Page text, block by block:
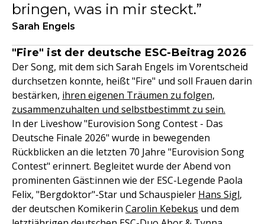
bringen, was in mir steckt.
Sarah Engels
"Fire" ist der deutsche ESC-Beitrag 2026
Der Song, mit dem sich Sarah Engels im Vorentscheid
durchsetzen konnte, heißt "Fire" und soll Frauen darin
bestärken, ihren eigenen Träumen zu folgen,
zusammenzuhalten und selbstbestimmt zu sein.
In der Liveshow "Eurovision Song Contest - Das
Deutsche Finale 2026" wurde in bewegenden
Rückblicken an die letzten 70 Jahre "Eurovision Song
Contest" erinnert. Begleitet wurde der Abend von
prominenten Gäst:innen wie der ESC-Legende Paola
Felix, "Bergdoktor"-Star und Schauspieler Hans Sigl,
der deutschen Komikerin Carolin Kebekus und dem